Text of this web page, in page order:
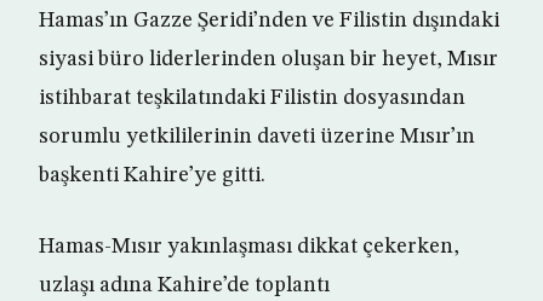
Hamas’ın Gazze Şeridi’nden ve Filistin dışındaki
siyasi büro liderlerinden oluşan bir heyet, Mısır
istihbarat teşkilatındaki Filistin dosyasından
sorumlu yetkililerinin daveti üzerine Mısır’ın
başkenti Kahire’ye gitti.
Hamas-Mısır yakınlaşması dikkat çekerken,
uzlaşı adına Kahire’de toplantı